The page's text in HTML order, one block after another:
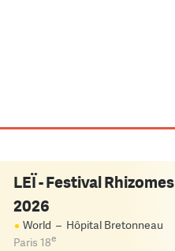
LEÏ - Festival Rhizomes
2026
World – Hôpital Bretonneau
Paris 18e